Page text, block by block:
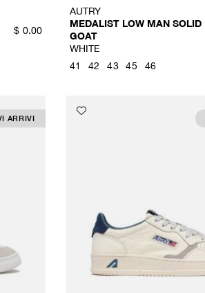
$ 0.00
AUTRY
MEDALIST LOW MAN SOLID
GOAT
WHITE
41 42 43 45 46
ARRIVI